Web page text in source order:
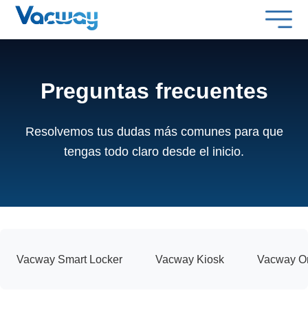
Preguntas frecuentes
Resolvemos tus dudas más comunes para que
tengas todo claro desde el inicio.
Vacway Smart Locker Vacway Kiosk Vacway